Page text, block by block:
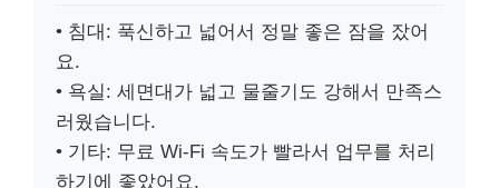
• 침대: 푹신하고 넓어서 정말 좋은 잠을 잤어
요.
• 욕실: 세면대가 넓고 물줄기도 강해서 만족스
러웠습니다.
• 기타: 무료 Wi-Fi 속도가 빨라서 업무를 처리
하기에 좋았어요.